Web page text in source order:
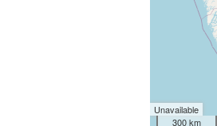
Unavailable
300 km